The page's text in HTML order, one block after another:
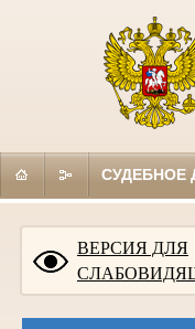
СУДЕБНОЕ
ВЕРСИЯ ДЛЯ